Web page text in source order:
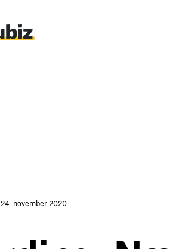
24. november 2020